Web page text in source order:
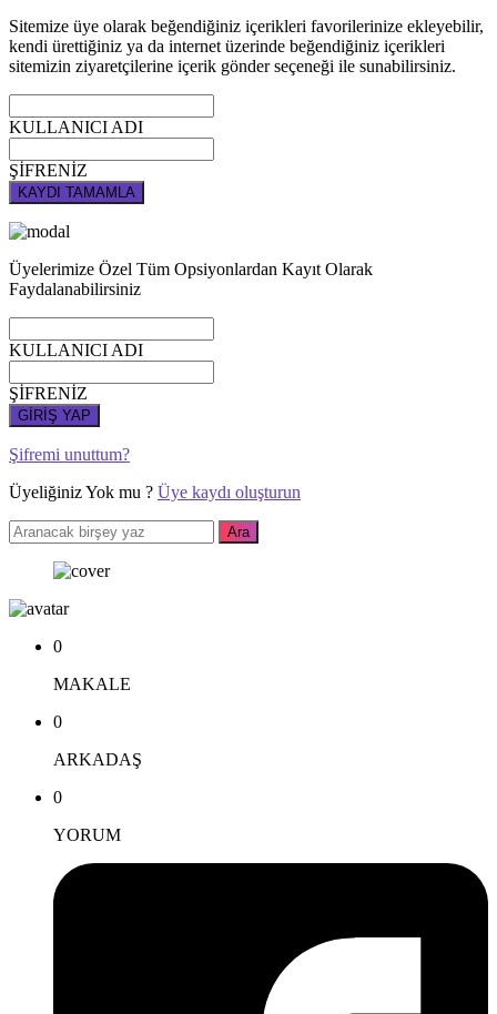
Sitemize üye olarak beğendiğiniz içerikleri favorilerinize ekleyebilir,
kendi ürettiğiniz ya da internet üzerinde beğendiğiniz içerikleri
sitemizin ziyaretçilerine içerik gönder seçeneği ile sunabilirsiniz.
KULLANICI ADI
ŞİFRENİZ
KAYDI TAMAMLA
Üyelerimize Özel Tüm Opsiyonlardan Kayıt Olarak
Faydalanabilirsiniz
KULLANICI ADI
ŞİFRENİZ
GİRİŞ YAP
Şifremi unuttum?
Üyeliğiniz Yok mu ? Üye kaydı oluşturun
0
MAKALE
0
ARKADAŞ
0
YORUM